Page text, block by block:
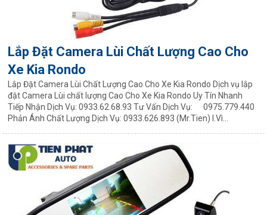
Lắp Đặt Camera Lùi Chất Lượng Cao Cho
Xe Kia Rondo
Lắp Đặt Camera Lùi Chất Lượng Cao Cho Xe Kia Rondo Dịch vụ lắp
đặt Camera Lùi chất lượng Cao Cho Xe Kia Rondo Uy Tín Nhanh
Tiếp Nhận Dịch Vụ: 0933.62.68.93 Tư Vấn Dịch Vụ: 0975.779.440
Phản Ánh Chất Lượng Dịch Vụ: 0933.626.893 (Mr.Tien) I.Vì...